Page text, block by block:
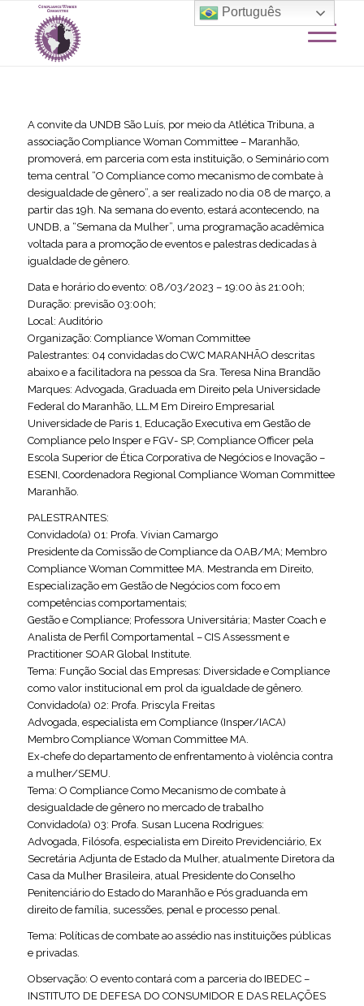
A convite da UNDB São Luís, por meio da Atlética Tribuna, a
associação Compliance Woman Committee – Maranhão,
promoverá, em parceria com esta instituição, o Seminário com
tema central “O Compliance como mecanismo de combate à
desigualdade de gênero”, a ser realizado no dia 08 de março, a
partir das 19h. Na semana do evento, estará acontecendo, na
UNDB, a “Semana da Mulher”, uma programação acadêmica
voltada para a promoção de eventos e palestras dedicadas à
igualdade de gênero.
Data e horário do evento: 08/03/2023 – 19:00 às 21:00h;
Duração: previsão 03:00h;
Local: Auditório
Organização: Compliance Woman Committee
Palestrantes: 04 convidadas do CWC MARANHÃO descritas
abaixo e a facilitadora na pessoa da Sra. Teresa Nina Brandão
Marques: Advogada, Graduada em Direito pela Universidade
Federal do Maranhão, LL.M Em Direiro Empresarial
Universidade de Paris 1, Educação Executiva em Gestão de
Compliance pelo Insper e FGV- SP, Compliance Officer pela
Escola Superior de Ética Corporativa de Negócios e Inovação –
ESENI, Coordenadora Regional Compliance Woman Committee
Maranhão.
PALESTRANTES:
Convidado(a) 01: Profa. Vivian Camargo
Presidente da Comissão de Compliance da OAB/MA; Membro
Compliance Woman Committee MA. Mestranda em Direito,
Especialização em Gestão de Negócios com foco em
competências comportamentais;
Gestão e Compliance; Professora Universitária; Master Coach e
Analista de Perfil Comportamental – CIS Assessment e
Practitioner SOAR Global Institute.
Tema: Função Social das Empresas: Diversidade e Compliance
como valor institucional em prol da igualdade de gênero.
Convidado(a) 02: Profa. Priscyla Freitas
Advogada, especialista em Compliance (Insper/IACA)
Membro Compliance Woman Committee MA.
Ex-chefe do departamento de enfrentamento à violência contra
a mulher/SEMU.
Tema: O Compliance Como Mecanismo de combate à
desigualdade de gênero no mercado de trabalho
Convidado(a) 03: Profa. Susan Lucena Rodrigues:
Advogada, Filósofa, especialista em Direito Previdenciário, Ex
Secretária Adjunta de Estado da Mulher, atualmente Diretora da
Casa da Mulher Brasileira, atual Presidente do Conselho
Penitenciário do Estado do Maranhão e Pós graduanda em
direito de família, sucessões, penal e processo penal.
Tema: Políticas de combate ao assédio nas instituições públicas
e privadas.
Observação: O evento contará com a parceria do IBEDEC –
INSTITUTO DE DEFESA DO CONSUMIDOR E DAS RELAÇÕES
Português